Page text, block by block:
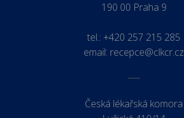
190 00 Praha 9
tel.: +420 257 215 285
email: recepce@clkcr.cz
Česká lékařská komora